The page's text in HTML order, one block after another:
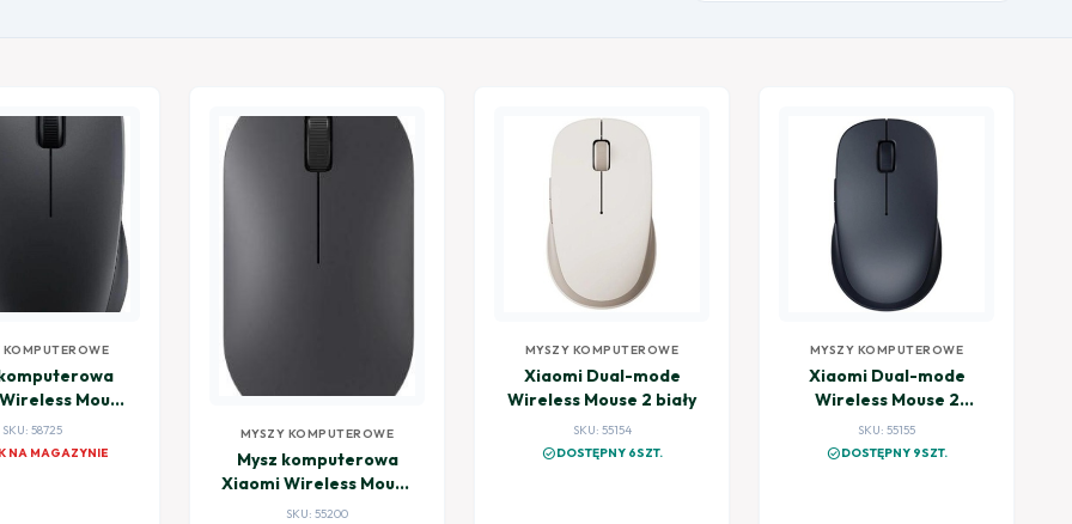
KOMPUTEROWE
Mouse
Edition
czarny
SKU: 58725
NA MAGAZYNIE
MYSZY KOMPUTEROWE
Mysz komputerowa
Xiaomi Wireless Mouse
Lite 2 czarna
SKU: 55200
MYSZY KOMPUTEROWE
Xiaomi Dual-mode
Wireless Mouse 2 biały
SKU: 55154
check_circleDOSTĘPNY 6SZT.
MYSZY KOMPUTEROWE
Xiaomi Dual-mode
Wireless Mouse 2
czarny
SKU: 55155
check_circleDOSTĘPNY 9SZT.